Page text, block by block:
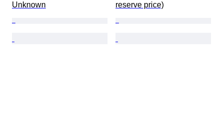
Unknown
reserve price)